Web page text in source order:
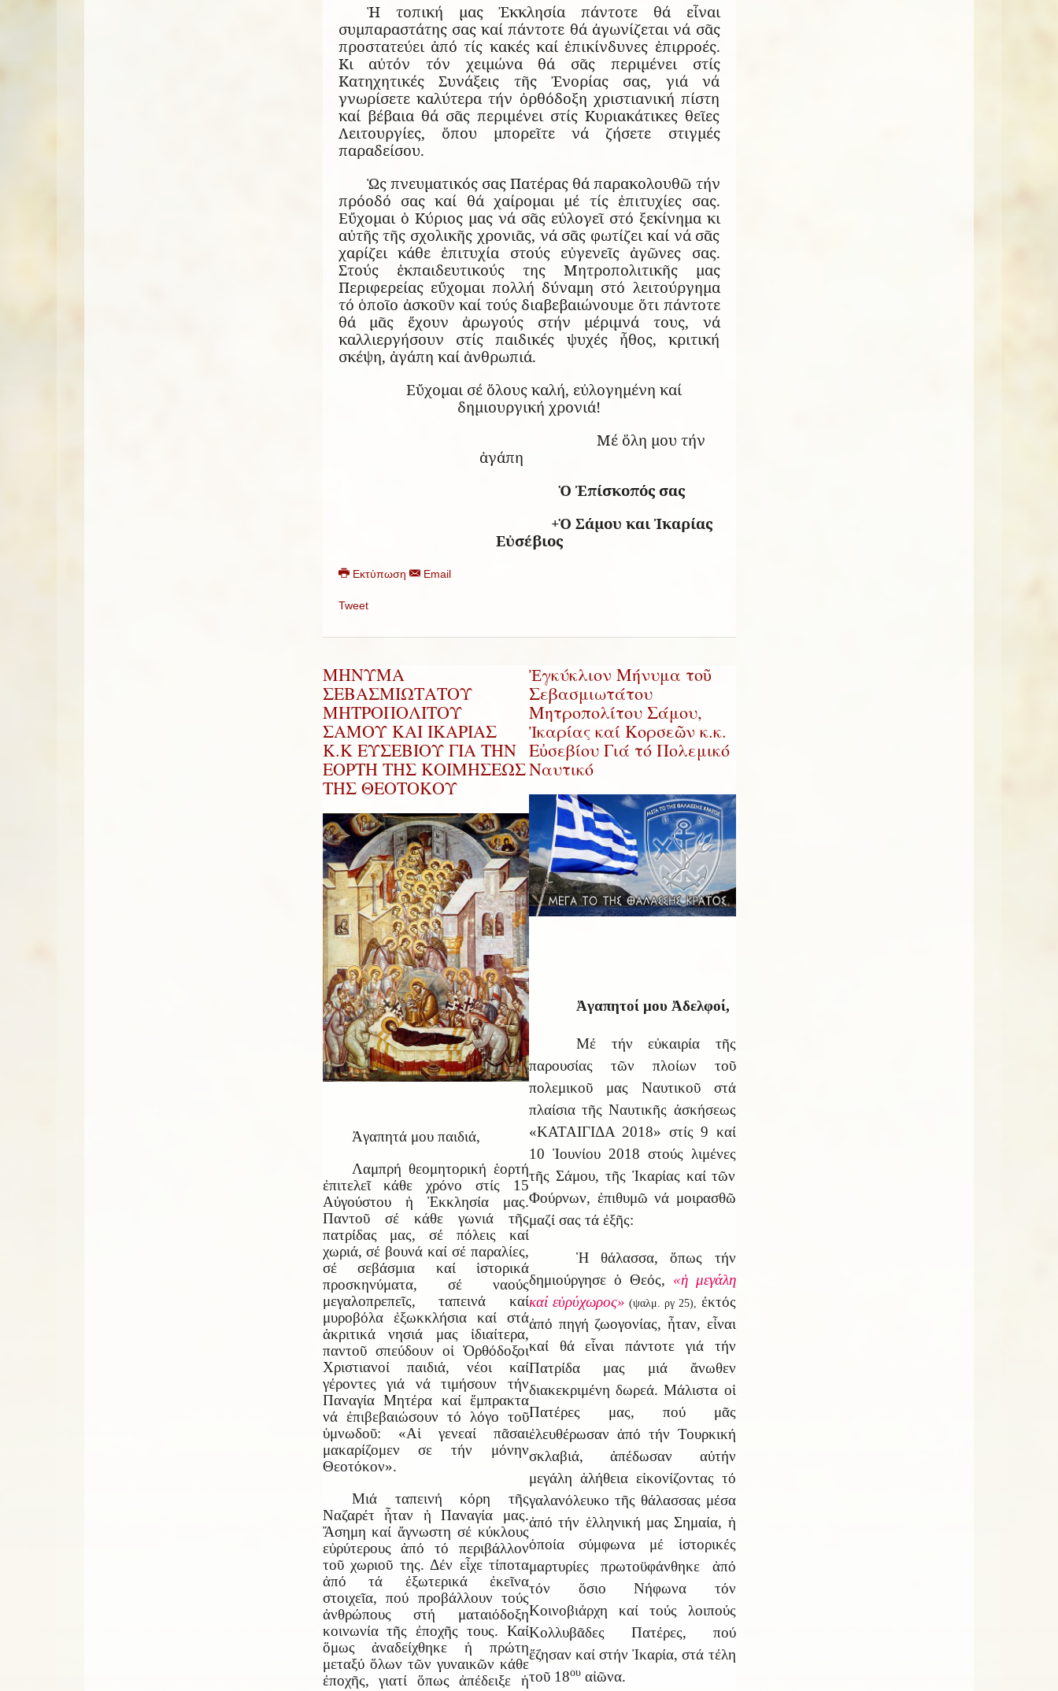
Ἡ τοπική μας Ἐκκλησία πάντοτε θά εἶναι
συμπαραστάτης σας καί πάντοτε θά ἀγωνίζεται νά σᾶς
προστατεύει ἀπό τίς κακές καί ἐπικίνδυνες ἐπιρροές.
Κι αὐτόν τόν χειμώνα θά σᾶς περιμένει στίς
Κατηχητικές Συνάξεις τῆς Ἐνορίας σας, γιά νά
γνωρίσετε καλύτερα τήν ὀρθόδοξη χριστιανική πίστη
καί βέβαια θά σᾶς περιμένει στίς Κυριακάτικες θεῖες
Λειτουργίες, ὅπου μπορεῖτε νά ζήσετε στιγμές
παραδείσου.
Ὡς πνευματικός σας Πατέρας θά παρακολουθῶ τήν
πρόοδό σας καί θά χαίρομαι μέ τίς ἐπιτυχίες σας.
Εὔχομαι ὁ Κύριος μας νά σᾶς εὐλογεῖ στό ξεκίνημα κι
αὐτῆς τῆς σχολικῆς χρονιᾶς, νά σᾶς φωτίζει καί νά σᾶς
χαρίζει κάθε ἐπιτυχία στούς εὐγενεῖς ἀγῶνες σας.
Στούς ἐκπαιδευτικούς της Μητροπολιτικῆς μας
Περιφερείας εὔχομαι πολλή δύναμη στό λειτούργημα
τό ὁποῖο ἀσκοῦν καί τούς διαβεβαιώνουμε ὅτι πάντοτε
θά μᾶς ἔχουν ἀρωγούς στήν μέριμνά τους, νά
καλλιεργήσουν στίς παιδικές ψυχές ἦθος, κριτική
σκέψη, ἀγάπη καί ἀνθρωπιά.
Εὔχομαι σέ ὅλους καλή, εὐλογημένη καί
δημιουργική χρονιά!
Μέ ὅλη μου τήν
ἀγάπη
Ὁ Ἐπίσκοπός σας
+Ὁ Σάμου και Ἰκαρίας
Εὐσέβιος
Εκτύπωση Email
Tweet
ΜΗΝΥΜΑ
ΣΕΒΑΣΜΙΩΤΑΤΟΥ
ΜΗΤΡΟΠΟΛΙΤΟΥ
ΣΑΜΟΥ ΚΑΙ ΙΚΑΡΙΑΣ
Κ.Κ ΕΥΣΕΒΙΟΥ ΓΙΑ ΤΗΝ
ΕΟΡΤΗ ΤΗΣ ΚΟΙΜΗΣΕΩΣ
ΤΗΣ ΘΕΟΤΟΚΟΥ
Ἀγαπητά μου παιδιά,
Λαμπρή θεομητορική ἑορτή
ἐπιτελεῖ κάθε χρόνο στίς 15
Αὐγούστου ἡ Ἐκκλησία μας.
Παντοῦ σέ κάθε γωνιά τῆς
πατρίδας μας, σέ πόλεις καί
χωριά, σέ βουνά καί σέ παραλίες,
σέ σεβάσμια καί ἱστορικά
προσκηνύματα, σέ ναούς
μεγαλοπρεπεῖς, ταπεινά καί
μυροβόλα ἐξωκκλήσια καί στά
ἀκριτικά νησιά μας ἰδιαίτερα,
παντοῦ σπεύδουν οἱ Ὀρθόδοξοι
Χριστιανοί παιδιά, νέοι καί
γέροντες γιά νά τιμήσουν τήν
Παναγία Μητέρα καί ἔμπρακτα
νά ἐπιβεβαιώσουν τό λόγο τοῦ
ὑμνωδοῦ: «Αἱ γενεαί πᾶσαι
μακαρίζομεν σε τήν μόνην
Θεοτόκον».
Μιά ταπεινή κόρη τῆς
Ναζαρέτ ἦταν ἡ Παναγία μας.
Ἄσημη καί ἄγνωστη σέ κύκλους
εὐρύτερους ἀπό τό περιβάλλον
τοῦ χωριοῦ της. Δέν εἶχε τίποτα
ἀπό τά ἐξωτερικά ἐκεῖνα
στοιχεῖα, πού προβάλλουν τούς
ἀνθρώπους στή ματαιόδοξη
κοινωνία τῆς ἐποχῆς τους. Καί
ὅμως ἀναδείχθηκε ἡ πρώτη
μεταξύ ὅλων τῶν γυναικῶν κάθε
ἐποχῆς, γιατί ὅπως ἀπέδειξε ἡ
Ἐγκύκλιον Μήνυμα τοῦ
Σεβασμιωτάτου
Μητροπολίτου Σάμου,
Ἰκαρίας καί Κορσεῶν κ.κ.
Εὐσεβίου Γιά τό Πολεμικό
Ναυτικό
Ἀγαπητοί μου Ἀδελφοί,
Μέ τήν εὐκαιρία τῆς
παρουσίας τῶν πλοίων τοῦ
πολεμικοῦ μας Ναυτικοῦ στά
πλαίσια τῆς Ναυτικῆς ἀσκήσεως
«ΚΑΤΑΙΓΙΔΑ 2018» στίς 9 καί
10 Ἰουνίου 2018 στούς λιμένες
τῆς Σάμου, τῆς Ἰκαρίας καί τῶν
Φούρνων, ἐπιθυμῶ νά μοιρασθῶ
μαζί σας τά ἐξῆς:
Ἡ θάλασσα, ὅπως τήν
δημιούργησε ὁ Θεός, «ἡ μεγάλη
καί εὑρύχωρος» (ψαλμ. ργ 25), ἐκτός
ἀπό πηγή ζωογονίας, ἦταν, εἶναι
καί θά εἶναι πάντοτε γιά τήν
Πατρίδα μας μιά ἄνωθεν
διακεκριμένη δωρεά. Μάλιστα οἱ
Πατέρες μας, πού μᾶς
ἐλευθέρωσαν ἀπό τήν Τουρκική
σκλαβιά, ἀπέδωσαν αὐτήν
μεγάλη ἀλήθεια εἰκονίζοντας τό
γαλανόλευκο τῆς θάλασσας μέσα
ἀπό τήν ἑλληνική μας Σημαία, ἡ
ὁποία σύμφωνα μέ ἱστορικές
μαρτυρίες πρωτοϋφάνθηκε ἀπό
τόν ὅσιο Νήφωνα τόν
Κοινοβιάρχη καί τούς λοιπούς
Κολλυβᾶδες Πατέρες, πού
ἔζησαν καί στήν Ἰκαρία, στά τέλη
τοῦ 18ου αἰῶνα.